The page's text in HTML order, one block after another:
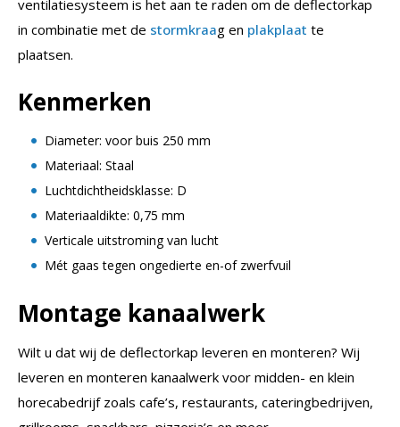
ventilatiesysteem is het aan te raden om de deflectorkap
in combinatie met de stormkraag en plakplaat te
plaatsen.
Kenmerken
Diameter: voor buis 250 mm
Materiaal: Staal
Luchtdichtheidsklasse: D
Materiaaldikte: 0,75 mm
Verticale uitstroming van lucht
Mét gaas tegen ongedierte en-of zwerfvuil
Montage kanaalwerk
Wilt u dat wij de deflectorkap leveren en monteren? Wij
leveren en monteren kanaalwerk voor midden- en klein
horecabedrijf zoals cafe’s, restaurants, cateringbedrijven,